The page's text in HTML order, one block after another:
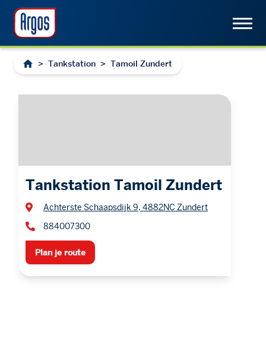
> Tankstation > Tamoil Zundert
Tankstation Tamoil Zundert
Achterste Schaapsdijk 9, 4882NC Zundert
884007300
Plan je route